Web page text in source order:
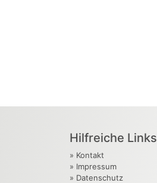
Hilfreiche Links
» Kontakt
» Impressum
» Datenschutz